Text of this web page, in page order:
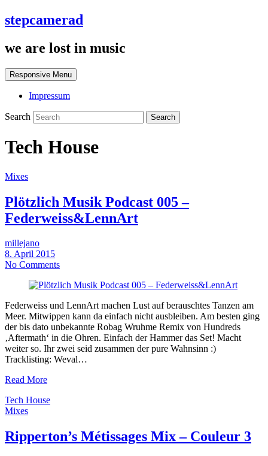
stepcamerad
we are lost in music
Responsive Menu
Impressum
Search
Tech House
Mixes
Plötzlich Musik Podcast 005 –
Federweiss&LennArt
millejano
8. April 2015
No Comments
Federweiss und LennArt machen Lust auf berauschtes Tanzen am
Meer. Mitwippen kann da einfach nicht ausbleiben. Am besten ging
der bis dato unbekannte Robag Wruhme Remix von Hundreds
‚Aftermath‘ in die Ohren. Einfach der Hammer das Set! Macht
weiter so. Ihr zwei seid zusammen der pure Wahnsinn :)
Tracklisting: Weval…
Read More
Tech House
Mixes
Ripperton’s Métissages Mix – Couleur 3